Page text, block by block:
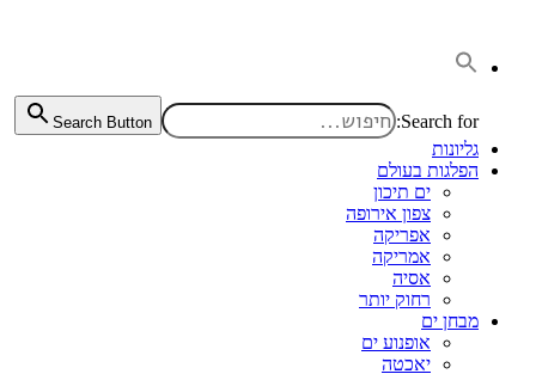
Search for:
Search Button
גליונות
הפלגות בעולם
ים תיכון
צפון אירופה
אפריקה
אמריקה
אסיה
רחוק יותר
מבחן ים
אופנוע ים
יאכטה